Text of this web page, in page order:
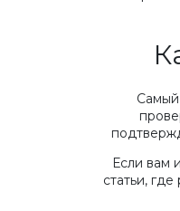
Если вам
статьи,
статья: Указанный